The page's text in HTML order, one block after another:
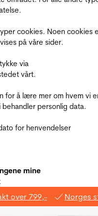
cookies. Noen cookies
på våre sider.
via
vårt.
for å lære mer om hvem vi
personlig data.
for henvendelser
mine
over 799,- Norges